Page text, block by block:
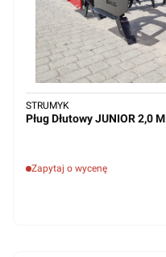
Pług Dłutowy JUNIOR 2,0 M
Zapytaj o wycenę
STRUMYK